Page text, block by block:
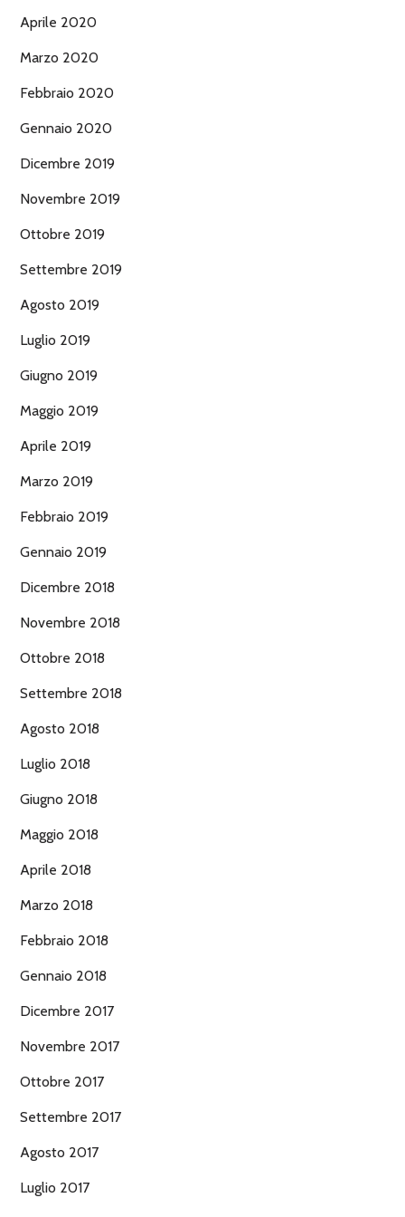
Aprile 2020
Marzo 2020
Febbraio 2020
Gennaio 2020
Dicembre 2019
Novembre 2019
Ottobre 2019
Settembre 2019
Agosto 2019
Luglio 2019
Giugno 2019
Maggio 2019
Aprile 2019
Marzo 2019
Febbraio 2019
Gennaio 2019
Dicembre 2018
Novembre 2018
Ottobre 2018
Settembre 2018
Agosto 2018
Luglio 2018
Giugno 2018
Maggio 2018
Aprile 2018
Marzo 2018
Febbraio 2018
Gennaio 2018
Dicembre 2017
Novembre 2017
Ottobre 2017
Settembre 2017
Agosto 2017
Luglio 2017